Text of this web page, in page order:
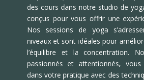
des cours dans notre studio de
conçus pour vous offrir une
Nos sessions de yoga
niveaux et sont idéales pour
l’équilibre et la concentration.
passionnés et attentionnés, vous
dans votre pratique avec des